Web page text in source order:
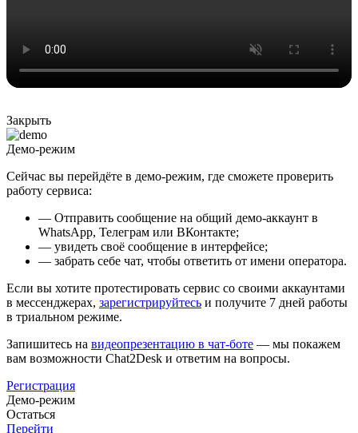
Закрыть
Демо-режим
Сейчас вы перейдёте в демо-режим, где сможете проверить
работу сервиса:
— Отправить сообщение на общий демо-аккаунт в
WhatsApp, Телеграм или ВКонтакте;
— увидеть своё сообщение в интерфейсе;
— забрать себе чат, чтобы ответить от имени оператора.
Если вы хотите протестировать сервис со своими аккаунтами
в мессенджерах, зарегистрируйтесь и получите 7 дней работы
в триальном режиме.
Запишитесь на видеопрезентацию в чат-боте — мы покажем
вам возможности Chat2Desk и ответим на вопросы.
Регистрация
Демо-режим
Остаться
Перейти